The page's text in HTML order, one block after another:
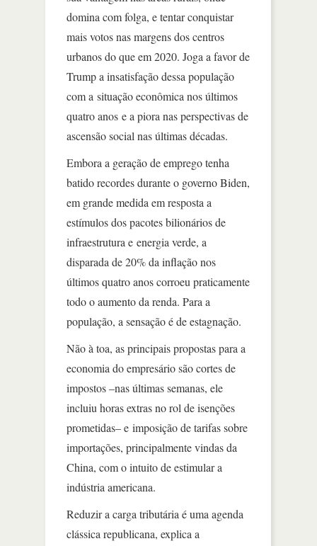
domina com folga, e tentar conquistar
mais votos nas margens dos centros
urbanos do que em 2020. Joga a favor de
Trump a insatisfação dessa população
com a situação econômica nos últimos
quatro anos e a piora nas perspectivas de
ascensão social nas últimas décadas.
Embora a geração de emprego tenha
batido recordes durante o governo Biden,
em grande medida em resposta a
estímulos dos pacotes bilionários de
infraestrutura e energia verde, a
disparada de 20% da inflação nos
últimos quatro anos corroeu praticamente
todo o aumento da renda. Para a
população, a sensação é de estagnação.
Não à toa, as principais propostas para a
economia do empresário são cortes de
impostos –nas últimas semanas, ele
incluiu horas extras no rol de isenções
prometidas– e imposição de tarifas sobre
importações, principalmente vindas da
China, com o intuito de estimular a
indústria americana.
Reduzir a carga tributária é uma agenda
clássica republicana, explica a